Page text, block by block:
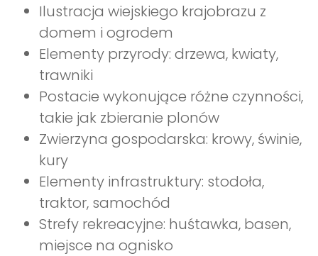
Ilustracja wiejskiego krajobrazu z
domem i ogrodem
Elementy przyrody: drzewa, kwiaty,
trawniki
Postacie wykonujące różne czynności,
takie jak zbieranie plonów
Zwierzyna gospodarska: krowy, świnie,
kury
Elementy infrastruktury: stodoła,
traktor, samochód
Strefy rekreacyjne: huśtawka, basen,
miejsce na ognisko